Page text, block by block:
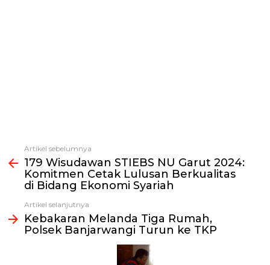
Lihat
selengkapnya
Artikel sebelumnya
179 Wisudawan STIEBS NU Garut 2024:
Komitmen Cetak Lulusan Berkualitas
di Bidang Ekonomi Syariah
Artikel selanjutnya
Kebakaran Melanda Tiga Rumah,
Polsek Banjarwangi Turun ke TKP